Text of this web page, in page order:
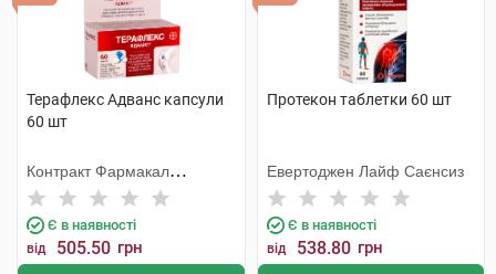
Терафлекс Адванс капсули
60 шт
Контракт Фармакал
Корпорейшн
Є в наявності
від 505.50 грн
Протекон таблетки 60 шт
Евертоджен Лайф Саєнсиз
Є в наявності
від 538.80 грн